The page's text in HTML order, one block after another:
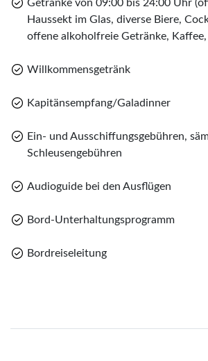
Getränke von 09:00 bis 24:00 Uhr
Haussekt im Glas, diverse Biere,
offene alkoholfreie Getränke, Kaffee,
Willkommensgetränk
Kapitänsempfang/Galadinner
Ein- und Ausschiffungsgebühren,
Schleusengebühren
Audioguide bei den Ausflügen
Bord-Unterhaltungsprogramm
Bordreiseleitung